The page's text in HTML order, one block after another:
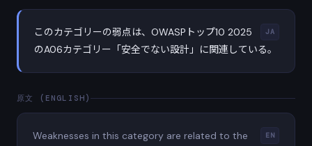
JA
このカテゴリーの弱点は、OWASPトップ10 2025
のA06カテゴリー「安全でない設計」に関連している。
原文 (ENGLISH)
EN
Weaknesses in this category are related to the